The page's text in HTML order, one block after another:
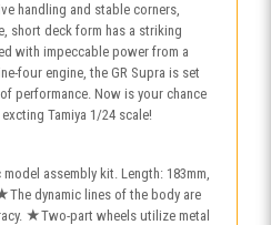
handling and stable corners,
short deck form has a striking
with impeccable power from a
four engine, the GR Supra is set
performance. Now is your chance
Tamiya 1/24 scale!
assembly kit. Length: 183mm,
dynamic lines of the body are
★Two-part wheels utilize metal